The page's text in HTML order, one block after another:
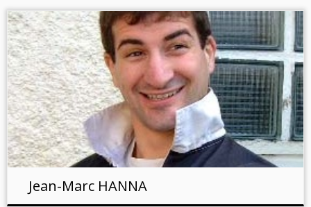
Jean-Marc HANNA